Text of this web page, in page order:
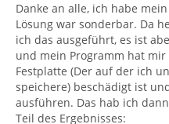
Danke an alle, ich habe
Lösung war sonderbar. Da
ich das ausgeführt, es ist
und mein Programm hat
Festplatte (Der auf der ich
speichere) beschädigt ist
ausführen. Das hab ich
Teil des Ergebnisses: